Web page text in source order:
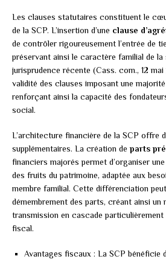
Les clauses statutaires constituent le
de la SCP. L’insertion d’une clause
de contrôler rigoureusement l’entrée de
préservant ainsi le caractère familial de
jurisprudence récente (Cass. com., 12
validité des clauses imposant une
renforçant ainsi la capacité des
social.
L’architecture financière de la SCP offre
supplémentaires. La création de parts
financiers majorés permet d’organiser
des fruits du patrimoine, adaptée aux
membre familial. Cette différenciation peut
démembrement des parts, créant ainsi un
transmission en cascade
fiscal.
Avantages fiscaux : La SCP bénéficie